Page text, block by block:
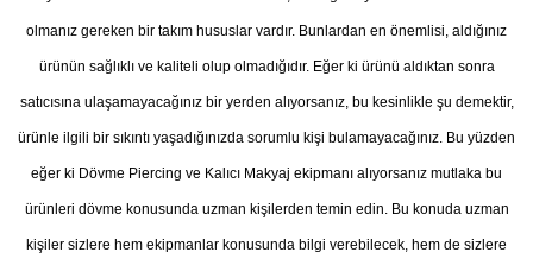
olmanız gereken bir takım hususlar vardır. Bunlardan en önemlisi, aldığınız
ürünün sağlıklı ve kaliteli olup olmadığıdır. Eğer ki ürünü aldıktan sonra
satıcısına ulaşamayacağınız bir yerden alıyorsanız, bu kesinlikle şu demektir,
ürünle ilgili bir sıkıntı yaşadığınızda sorumlu kişi bulamayacağınız. Bu yüzden
eğer ki Dövme Piercing ve Kalıcı Makyaj ekipmanı alıyorsanız mutlaka bu
ürünleri dövme konusunda uzman kişilerden temin edin. Bu konuda uzman
kişiler sizlere hem ekipmanlar konusunda bilgi verebilecek, hem de sizlere